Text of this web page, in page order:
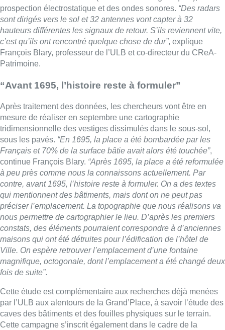
sous les pavés.“En 1695, la place a été bombardée par les
Français et 70% de la surface bâtie avait alors été touchée”
continue François Blary.“Après 1695, la place a été reformulée
à peu près comme nous la connaissons actuellement. Par
contre, avant 1695, l’histoire reste à formuler. On a des textes
qui mentionnent des bâtiments, mais dont on ne peut pas
nous permettre de cartographier le lieu. D’après les premiers
maisons qui ont été détruites pour l’édification de l’hôtel de
Ville. On espère retrouver l’emplacement d’une fontaine
magnifique, octogonale, dont l’emplacement a été changé deux
fois de suite”.
Cette étude est complémentaire aux recherches déjà menées
par l’ULB aux alentours de la Grand’Place, à savoir l’étude des
caves des bâtiments et des fouilles physiques sur le terrain.
Cette campagne s’inscrit également dans le cadre de la
prospection archéologique urbaine (Brussel Archaeological
Survey – BAS), lancée en janvier 2017 à travers un partenariat
entre l’ULB, la Direction des Monuments et des sites de la
Région et la Ville. (avec Belga)
■ Images et interview deNicolas Franchomme.
Lire aussi :
Un nouveau club de MMA ouvre
ses portes à Evere : “C’est pas